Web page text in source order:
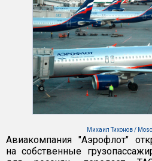
Михаил Тихонов /
Авиакомпания "Аэрофлот"
на собственные